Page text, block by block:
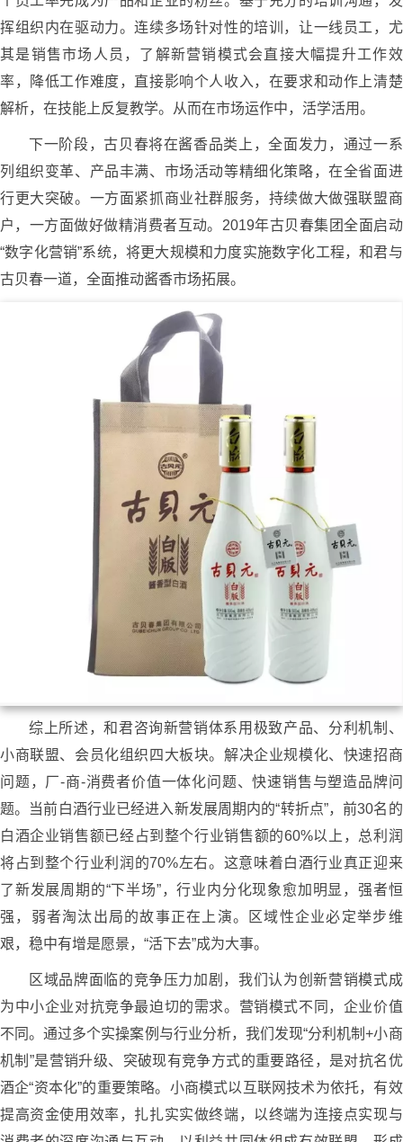
挥组织内在驱动力。连续多场针对性的培训，让一线员工，尤
其是销售市场人员，了解新营销模式会直接大幅提升工作效
率，降低工作难度，直接影响个人收入，在要求和动作上清楚
解析，在技能上反复教学。从而在市场运作中，活学活用。
下一阶段，古贝春将在酱香品类上，全面发力，通过一系
列组织变革、产品丰满、市场活动等精细化策略，在全省面进
行更大突破。一方面紧抓商业社群服务，持续做大做强联盟商
户，一方面做好做精消费者互动。2019年古贝春集团全面启动
“数字化营销”系统，将更大规模和力度实施数字化工程，和君与
古贝春一道，全面推动酱香市场拓展。
综上所述，和君咨询新营销体系用极致产品、分利机制、
小商联盟、会员化组织四大板块。解决企业规模化、快速招商
问题，厂-商-消费者价值一体化问题、快速销售与塑造品牌问
题。当前白酒行业已经进入新发展周期内的“转折点”，前30名的
白酒企业销售额已经占到整个行业销售额的60%以上，总利润
将占到整个行业利润的70%左右。这意味着白酒行业真正迎来
了新发展周期的“下半场”，行业内分化现象愈加明显，强者恒
强，弱者淘汰出局的故事正在上演。区域性企业必定举步维
艰，稳中有增是愿景，“活下去”成为大事。
区域品牌面临的竞争压力加剧，我们认为创新营销模式成
为中小企业对抗竞争最迫切的需求。营销模式不同，企业价值
不同。通过多个实操案例与行业分析，我们发现“分利机制+小商
机制”是营销升级、突破现有竞争方式的重要路径，是对抗名优
酒企“资本化”的重要策略。小商模式以互联网技术为依托，有效
提高资金使用效率，扎扎实实做终端，以终端为连接点实现与